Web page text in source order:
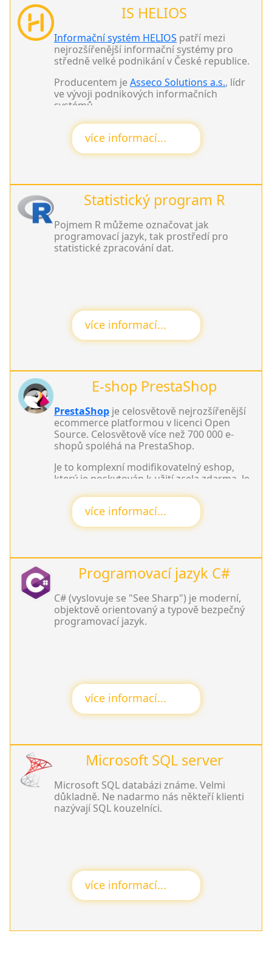
IS HELIOS
Informační systém HELIOS patří mezi
nejrozšířenější informační systémy pro
středně velké podnikání v České republice.
Producentem jeAsseco Solutions a.s., lídr
ve vývoji podnikových informačních
systémů.
HELIsmile s.r.o. je autorizovaným
implementačním partnerem.
více informací...
Statistický program R
Pojmem R můžeme označovat jak
programovací jazyk, tak prostředí pro
statistické zpracování dat.
více informací...
E-shop PrestaShop
PrestaShop je celosvětově nejrozšířenější
ecommerce platformou v licenci Open
Source. Celosvětově více než 700 000 e-
shopů spoléhá na PrestaShop.
Je to komplexní modifikovatelný eshop,
který je poskytován k užití zcela zdarma. Je
více informací...
Programovací jazyk C#
C# (vyslovuje se "See Sharp") je moderní,
objektově orientovaný a typově bezpečný
programovací jazyk.
více informací...
Microsoft SQL server
Microsoft SQL databázi známe. Velmi
důkladně. Ne nadarmo nás někteří klienti
nazývají SQL kouzelníci.
více informací...